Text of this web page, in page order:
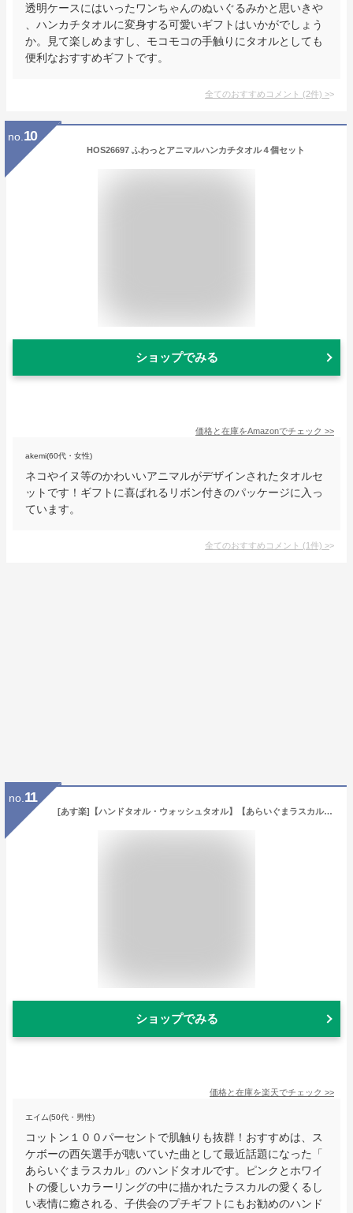
透明ケースにはいったワンちゃんのぬいぐるみかと思いきや
、ハンカチタオルに変身する可愛いギフトはいかがでしょう
か。見て楽しめますし、モコモコの手触りにタオルとしても
便利なおすすめギフトです。
全てのおすすめコメント (2件) >
no. 10
HOS26697 ふわっとアニマルハンカチタオル４個セット
ショップでみる
価格と在庫をAmazonでチェック >>
akemi(60代・女性)
ネコやイヌ等のかわいいアニマルがデザインされたタオルセ
ットです！ギフトに喜ばれるリボン付きのパッケージに入っ
ています。
全てのおすすめコメント (1件) >
no. 11
[あす楽]【ハンドタオル・ウォッシュタオル】【あらいぐまラスカル】「チュッ ラスカル」 WI811700 綿 100% コットン ふわふわ towel ハンカチ パティズ
ショップでみる
価格と在庫を楽天でチェック >>
エイム(50代・男性)
コットン１００パーセントで肌触りも抜群！おすすめは、ス
ケボーの西矢選手が聴いていた曲として最近話題になった「
あらいぐまラスカル」のハンドタオルです。ピンクとホワイ
トの優しいカラーリングの中に描かれたラスカルの愛くるし
い表情に癒される、子供会のプチギフトにもお勧めのハンド